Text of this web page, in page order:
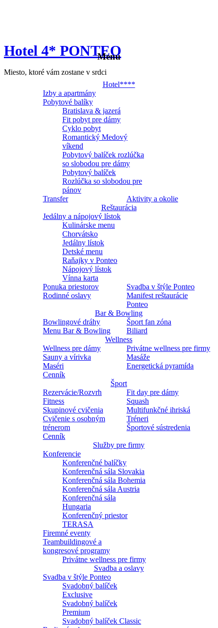
Hotel 4* PONTEO
Miesto, ktoré vám zostane v srdci
Menu
Hotel****
Izby a apartmány
Pobytové balíky
Bratislava & jazerá
Fit pobyt pre dámy
Cyklo pobyt
Romantický Medový
víkend
Pobytový balíček rozlúčka
so slobodou pre dámy
Pobytový balíček
Rozlúčka so slobodou pre
pánov
Transfer
Aktivity a okolie
Reštaurácia
Jedálny a nápojový lístok
Kulinárske menu
Chorvátsko
Jedálny lístok
Detské menu
Raňajky v Ponteo
Nápojový lístok
Vínna karta
Ponuka priestorov
Svadba v štýle Ponteo
Rodinné oslavy
Manifest reštaurácie
Ponteo
Bar & Bowling
Bowlingové dráhy
Šport fan zóna
Menu Bar & Bowling
Biliard
Wellness
Wellness pre dámy
Privátne wellness pre firmy
Sauny a vírivka
Masáže
Maséri
Energetická pyramída
Cenník
Šport
Rezervácie/Rozvrh
Fit day pre dámy
Fitness
Squash
Skupinové cvičenia
Multifunkčné ihriská
Cvičenie s osobným
trénerom
Tréneri
Športové sústredenia
Cenník
Služby pre firmy
Konferencie
Konferenčné balíčky
Konferenčná sála Slovakia
Konferenčná sála Bohemia
Konferenčná sála Austria
Konferenčná sála
Hungaria
Konferenčný priestor
TERASA
Firemné eventy
Teambuildingové a
kongresové programy
Privátne wellness pre firmy
Svadba a oslavy
Svadba v štýle Ponteo
Svadobný balíček
Exclusive
Svadobný balíček
Premium
Svadobný balíček Classic